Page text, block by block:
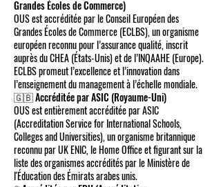
Grandes Écoles de Commerce)
OUS est accréditée par le Conseil Européen des
Grandes Écoles de Commerce (ECLBS), un organisme
européen reconnu pour l’assurance qualité, inscrit
auprès du CHEA (États-Unis) et de l’INQAAHE (Europe).
ECLBS promeut l’excellence et l’innovation dans
l’enseignement du management à l’échelle mondiale.
🇬🇧 Accréditée par ASIC (Royaume-Uni)
OUS est entièrement accréditée par ASIC
(Accreditation Service for International Schools,
Colleges and Universities), un organisme britannique
reconnu par UK ENIC, le Home Office et figurant sur la
liste des organismes accrédités par le Ministère de
l'Éducation des Émirats arabes unis.